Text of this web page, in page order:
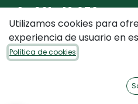
+34 961 412 050
Envíenos un mensaje
Utilizamos cookies para
experiencia de usuario en
Política de cookies